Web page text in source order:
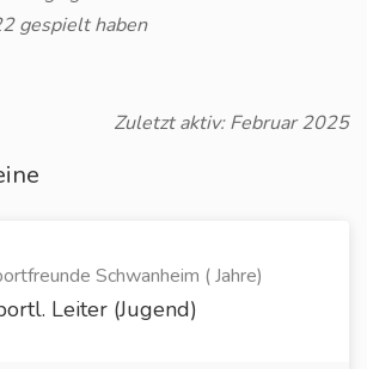
gespielt haben
Zuletzt aktiv: Februar 2025
Schwanheim ( Jahre)
Leiter (Jugend)